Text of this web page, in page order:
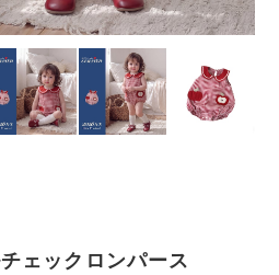
ェックロンパース